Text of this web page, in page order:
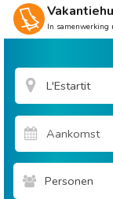
In samenwerking
Personen